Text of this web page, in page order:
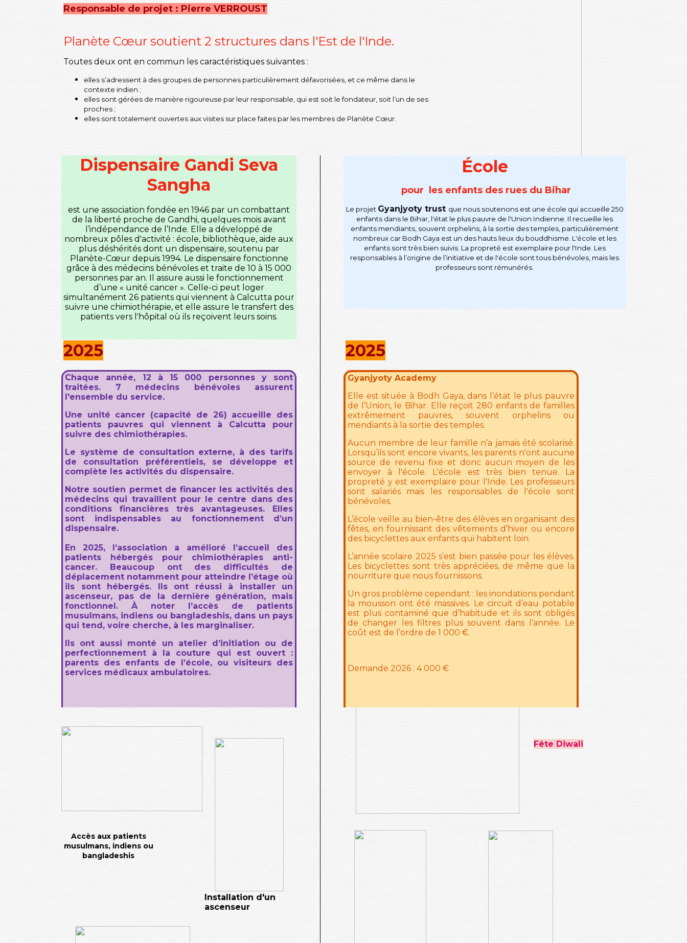
Responsable de projet : Pierre VERROUST
Planète Cœur soutient 2 structures dans l'Est de l'Inde.
Toutes deux ont en commun les caractéristiques suivantes :
elles s’adressent à des groupes de personnes particulièrement défavorisées, et ce même dans le
contexte indien ;
elles sont gérées de manière rigoureuse par leur responsable, qui est soit le fondateur, soit l’un de ses
proches ;
elles sont totalement ouvertes aux visites sur place faites par les membres de Planète Cœur.
Dispensaire Gandi Seva
Sangha
est une association fondée en 1946 par un combattant
de la liberté proche de Gandhi, quelques mois avant
l’indépendance de l’Inde. Elle a développé de
nombreux pôles d'activité : école, bibliothèque, aide aux
plus déshérités dont un dispensaire, soutenu par
Planète-Cœur depuis 1994. Le dispensaire fonctionne
grâce à des médecins bénévoles et traite de 10 à 15 000
personnes par an. Il assure aussi le fonctionnement
d’une « unité cancer ». Celle-ci peut loger
simultanément 26 patients qui viennent à Calcutta pour
suivre une chimiothérapie, et elle assure le transfert des
patients vers l'hôpital où ils reçoivent leurs soins.
École
pour les enfants des rues du Bihar
Le projet Gyanjyoty trust que nous soutenons est une école qui accueille 250
enfants dans le Bihar, l'état le plus pauvre de l'Union Indienne. Il recueille les
enfants mendiants, souvent orphelins, à la sortie des temples, particulièrement
nombreux car Bodh Gaya est un des hauts lieux du bouddhisme. L'école et les
enfants sont très bien suivis. La propreté est exemplaire pour l'Inde. Les
responsables à l’origine de l’initiative et de l'école sont tous bénévoles, mais les
professeurs sont rémunérés.
2025 2025
Chaque année, 12 à 15 000 personnes y sont
traitées. 7 médecins bénévoles assurent
l'ensemble du service.
Une unité cancer (capacité de 26) accueille des
patients pauvres qui viennent à Calcutta pour
suivre des chimiothérapies.
Le système de consultation externe, à des tarifs
de consultation préférentiels, se développe et
complète les activités du dispensaire.
Notre soutien permet de financer les activités des
médecins qui travaillent pour le centre dans des
conditions financières très avantageuses. Elles
sont indispensables au fonctionnement d’un
dispensaire.
En 2025, l’association a amélioré l’accueil des
patients hébergés pour chimiothérapies anti-
cancer. Beaucoup ont des difficultés de
déplacement notamment pour atteindre l’étage où
ils sont hébergés. Ils ont réussi à installer un
ascenseur, pas de la dernière génération, mais
fonctionnel. À noter l’accès de patients
musulmans, indiens ou bangladeshis, dans un pays
qui tend, voire cherche, à les marginaliser.
Ils ont aussi monté un atelier d’initiation ou de
perfectionnement à la couture qui est ouvert :
parents des enfants de l’école, ou visiteurs des
services médicaux ambulatoires.
Gyanjyoty Academy
Elle est située à Bodh Gaya, dans l’état le plus pauvre
de l’Union, le Bihar. Elle reçoit 280 enfants de familles
extrêmement pauvres, souvent orphelins ou
mendiants à la sortie des temples.
Aucun membre de leur famille n’a jamais été scolarisé.
Lorsqu’ils sont encore vivants, les parents n'ont aucune
source de revenu fixe et donc aucun moyen de les
envoyer à l'école. L'école est très bien tenue. La
propreté y est exemplaire pour l'Inde. Les professeurs
sont salariés mais les responsables de l'école sont
bénévoles.
L’école veille au bien-être des élèves en organisant des
fêtes, en fournissant des vêtements d’hiver ou encore
des bicyclettes aux enfants qui habitent loin.
L’année scolaire 2025 s’est bien passée pour les élèves.
Les bicyclettes sont très appréciées, de même que la
nourriture que nous fournissons.
Un gros problème cependant : les inondations pendant
la mousson ont été massives. Le circuit d’eau potable
est plus contaminé que d’habitude et ils sont obligés
de changer les filtres plus souvent dans l’année. Le
coût est de l’ordre de 1 000 €.
Demande 2026 : 4 000 €
Fête Diwali
Accès aux patients
musulmans, indiens ou
bangladeshis
Installation d'un
ascenseur